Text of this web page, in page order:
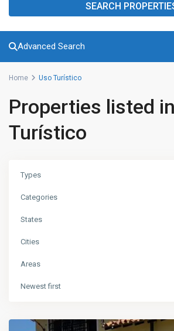
SEARCH
Advanced Search
Home Uso Turístico
Properties listed
Turístico
Types
Categories
States
Cities
Areas
Newest first